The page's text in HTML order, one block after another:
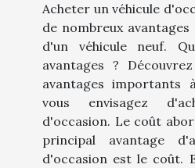
Acheter un véhicule
de nombreux
d'un véhicule neuf.
avantages ?
avantages importants
vous envisagez
d'occasion. Le coût
principal avantage
d'occasion est le coût.